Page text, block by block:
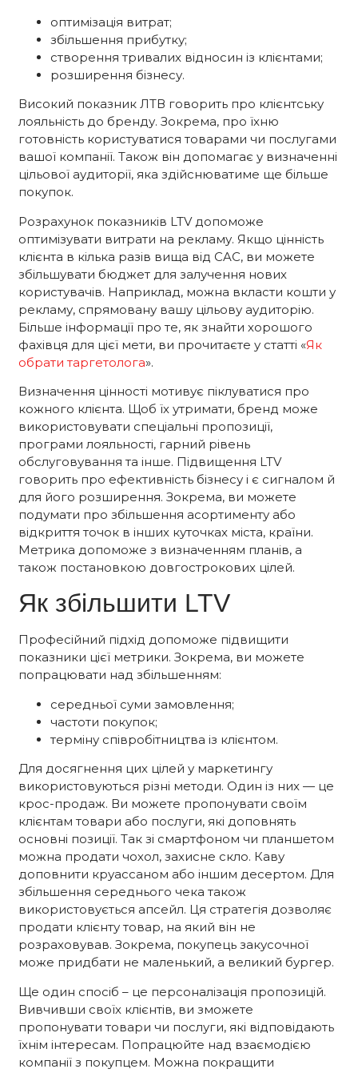
оптимізація витрат;
збільшення прибутку;
створення тривалих відносин із клієнтами;
розширення бізнесу.
Високий показник ЛТВ говорить про клієнтську
лояльність до бренду. Зокрема, про їхню
готовність користуватися товарами чи послугами
вашої компанії. Також він допомагає у визначенні
цільової аудиторії, яка здійснюватиме ще більше
покупок.
Розрахунок показників LTV допоможе
оптимізувати витрати на рекламу. Якщо цінність
клієнта в кілька разів вища від CAC, ви можете
збільшувати бюджет для залучення нових
користувачів. Наприклад, можна вкласти кошти у
рекламу, спрямовану вашу цільову аудиторію.
Більше інформації про те, як знайти хорошого
фахівця для цієї мети, ви прочитаєте у статті «Як
обрати таргетолога».
Визначення цінності мотивує піклуватися про
кожного клієнта. Щоб їх утримати, бренд може
використовувати спеціальні пропозиції,
програми лояльності, гарний рівень
обслуговування та інше. Підвищення LTV
говорить про ефективність бізнесу і є сигналом й
для його розширення. Зокрема, ви можете
подумати про збільшення асортименту або
відкриття точок в інших куточках міста, країни.
Метрика допоможе з визначенням планів, а
також постановкою довгострокових цілей.
Як збільшити LTV
Професійний підхід допоможе підвищити
показники цієї метрики. Зокрема, ви можете
попрацювати над збільшенням:
середньої суми замовлення;
частоти покупок;
терміну співробітництва із клієнтом.
Для досягнення цих цілей у маркетингу
використовуються різні методи. Один із них — це
крос-продаж. Ви можете пропонувати своїм
клієнтам товари або послуги, які доповнять
основні позиції. Так зі смартфоном чи планшетом
можна продати чохол, захисне скло. Каву
доповнити круассаном або іншим десертом. Для
збільшення середнього чека також
використовується апсейл. Ця стратегія дозволяє
продати клієнту товар, на який він не
розраховував. Зокрема, покупець закусочної
може придбати не маленький, а великий бургер.
Ще один спосіб – це персоналізація пропозицій.
Вивчивши своїх клієнтів, ви зможете
пропонувати товари чи послуги, які відповідають
їхнім інтересам. Попрацюйте над взаємодією
компанії з покупцем. Можна покращити